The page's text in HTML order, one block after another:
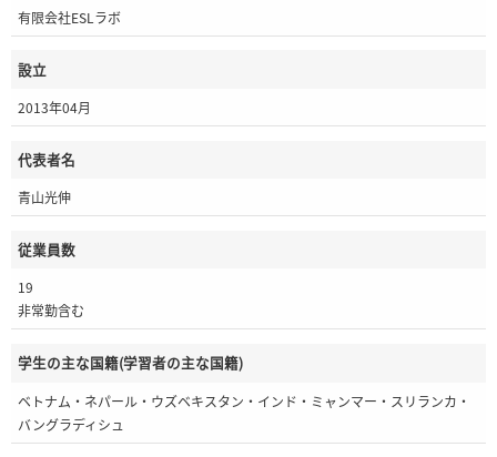
有限会社ESLラボ
設立
2013年04月
代表者名
青山光伸
従業員数
19
非常勤含む
学生の主な国籍(学習者の主な国籍)
ベトナム・ネパール・ウズベキスタン・インド・ミャンマー・スリランカ・
バングラディシュ